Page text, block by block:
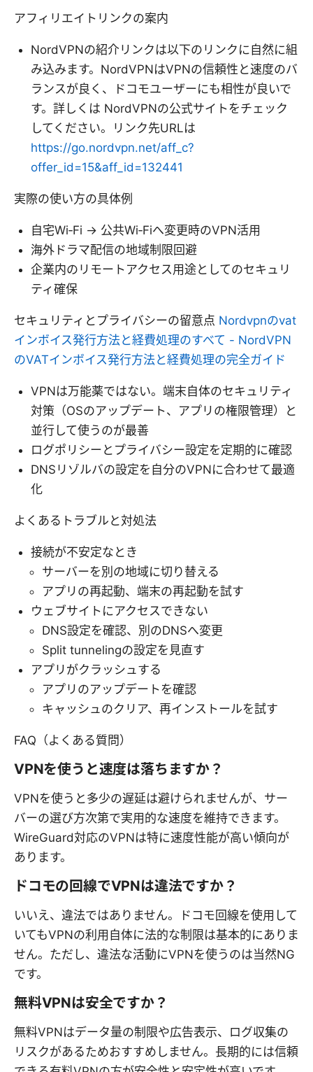
アフィリエイトリンクの案内
NordVPNの紹介リンクは以下のリンクに自然に組
み込みます。NordVPNはVPNの信頼性と速度のバ
ランスが良く、ドコモユーザーにも相性が良いで
す。詳しくは NordVPNの公式サイトをチェック
してください。リンク先URLは
https://go.nordvpn.net/aff_c?
offer_id=15&aff_id=132441
実際の使い方の具体例
自宅Wi‑Fi → 公共Wi‑Fiへ変更時のVPN活用
海外ドラマ配信の地域制限回避
企業内のリモートアクセス用途としてのセキュリ
ティ確保
セキュリティとプライバシーの留意点 Nordvpnのvat
インボイス発行方法と経費処理のすべて - NordVPN
のVATインボイス発行方法と経費処理の完全ガイド
VPNは万能薬ではない。端末自体のセキュリティ
対策（OSのアップデート、アプリの権限管理）と
並行して使うのが最善
ログポリシーとプライバシー設定を定期的に確認
DNSリゾルバの設定を自分のVPNに合わせて最適
化
よくあるトラブルと対処法
接続が不安定なとき
サーバーを別の地域に切り替える
アプリの再起動、端末の再起動を試す
ウェブサイトにアクセスできない
DNS設定を確認、別のDNSへ変更
Split tunnelingの設定を見直す
アプリがクラッシュする
アプリのアップデートを確認
キャッシュのクリア、再インストールを試す
FAQ（よくある質問）
VPNを使うと速度は落ちますか？
VPNを使うと多少の遅延は避けられませんが、サー
バーの選び方次第で実用的な速度を維持できます。
WireGuard対応のVPNは特に速度性能が高い傾向が
あります。
ドコモの回線でVPNは違法ですか？
いいえ、違法ではありません。ドコモ回線を使用して
いてもVPNの利用自体に法的な制限は基本的にありま
せん。ただし、違法な活動にVPNを使うのは当然NG
です。
無料VPNは安全ですか？
無料VPNはデータ量の制限や広告表示、ログ収集の
リスクがあるためおすすめしません。長期的には信頼